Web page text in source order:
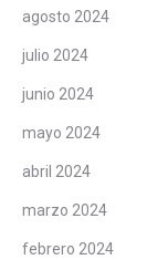
agosto 2024
julio 2024
junio 2024
mayo 2024
abril 2024
marzo 2024
febrero 2024